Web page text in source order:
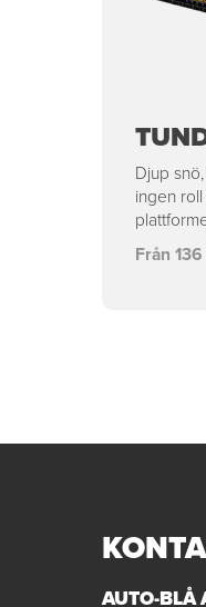
Djup
ingen
Från
AUTO-BLÅ